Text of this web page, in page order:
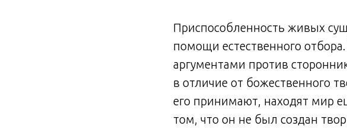
Приспособленность живых
помощи естественного
аргументами против
в отличие от божественного
его принимают, находят мир
том, что он не был создан